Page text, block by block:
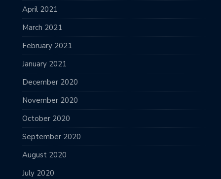
April 2021
March 2021
February 2021
January 2021
December 2020
November 2020
October 2020
September 2020
August 2020
July 2020